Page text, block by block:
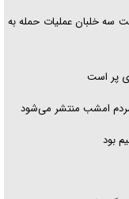
سه خلبان عملیات حمله به
پر است
امشب منتشر می‌شود
بود